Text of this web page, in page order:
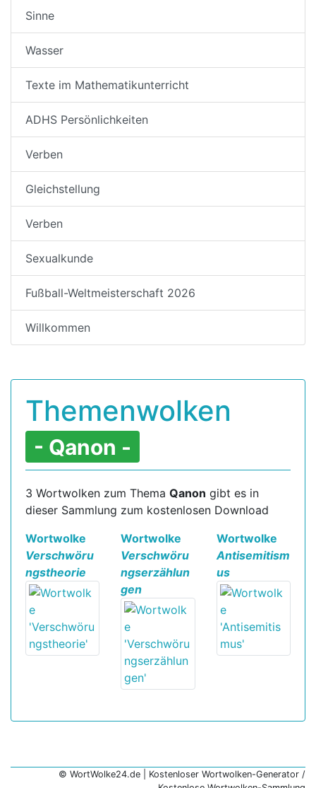
Sinne
Wasser
Texte im Mathematikunterricht
ADHS Persönlichkeiten
Verben
Gleichstellung
Verben
Sexualkunde
Fußball-Weltmeisterschaft 2026
Willkommen
Themenwolken
- Qanon -
3 Wortwolken zum Thema Qanon gibt es in
dieser Sammlung zum kostenlosen Download
Wortwolke
Verschwöru
ngstheorie
Wortwolke
Verschwöru
ngserzählun
gen
Wortwolke
Antisemitism
us
© WortWolke24.de | Kostenloser Wortwolken-Generator /